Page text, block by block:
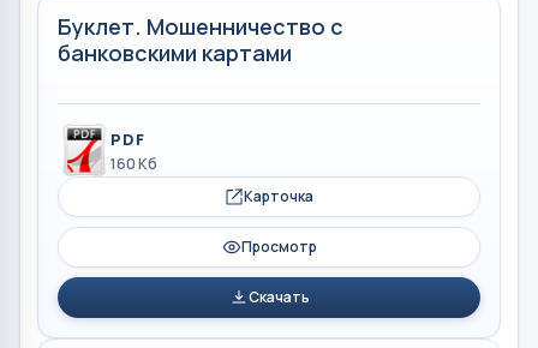
Буклет. Мошенничество с
банковскими картами
PDF
160 Кб
Карточка
Просмотр
Скачать